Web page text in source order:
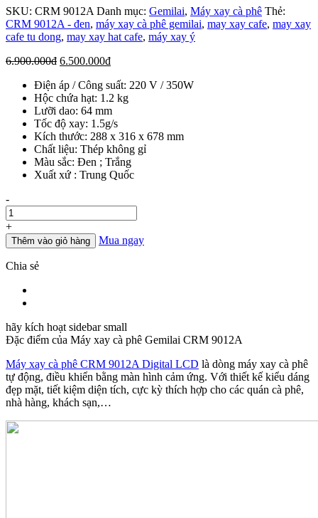
SKU: CRM 9012A Danh mục: Gemilai, Máy xay cà phê Thẻ:
CRM 9012A - đen, máy xay cà phê gemilai, may xay cafe, may xay
cafe tu dong, may xay hat cafe, máy xay ý
6.900.000đ Giá
là:
6.900.000đ.
6.500.000đGiá
tại
là:
6.500.000đ.
Điện áp / Công suất: 220 V / 350W
Hộc chứa hạt: 1.2 kg
Lưỡi dao: 64 mm
Tốc độ xay: 1.5g/s
Kích thước: 288 x 316 x 678 mm
Chất liệu: Thép không gỉ
Màu sắc: Đen ; Trắng
Xuất xứ : Trung Quốc
Số
lượng
-
+
Thêm vào giỏ hàng Mua ngay
Chia sẻ
hãy kích hoạt sidebar small
Đặc điểm của Máy xay cà phê Gemilai CRM 9012A
Máy xay cà phê CRM 9012A Digital LCD là dòng máy xay cà phê
tự động, điều khiển bằng màn hình cảm ứng. Với thiết kế kiểu dáng
đẹp mặt, tiết kiệm diện tích, cực kỳ thích hợp cho các quán cà phê,
nhà hàng, khách sạn,…